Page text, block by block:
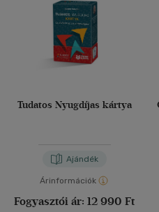
Tudatos Nyugdíjas kártya
Ajándék
Árinformációk
Fogyasztói ár: 12 990 Ft